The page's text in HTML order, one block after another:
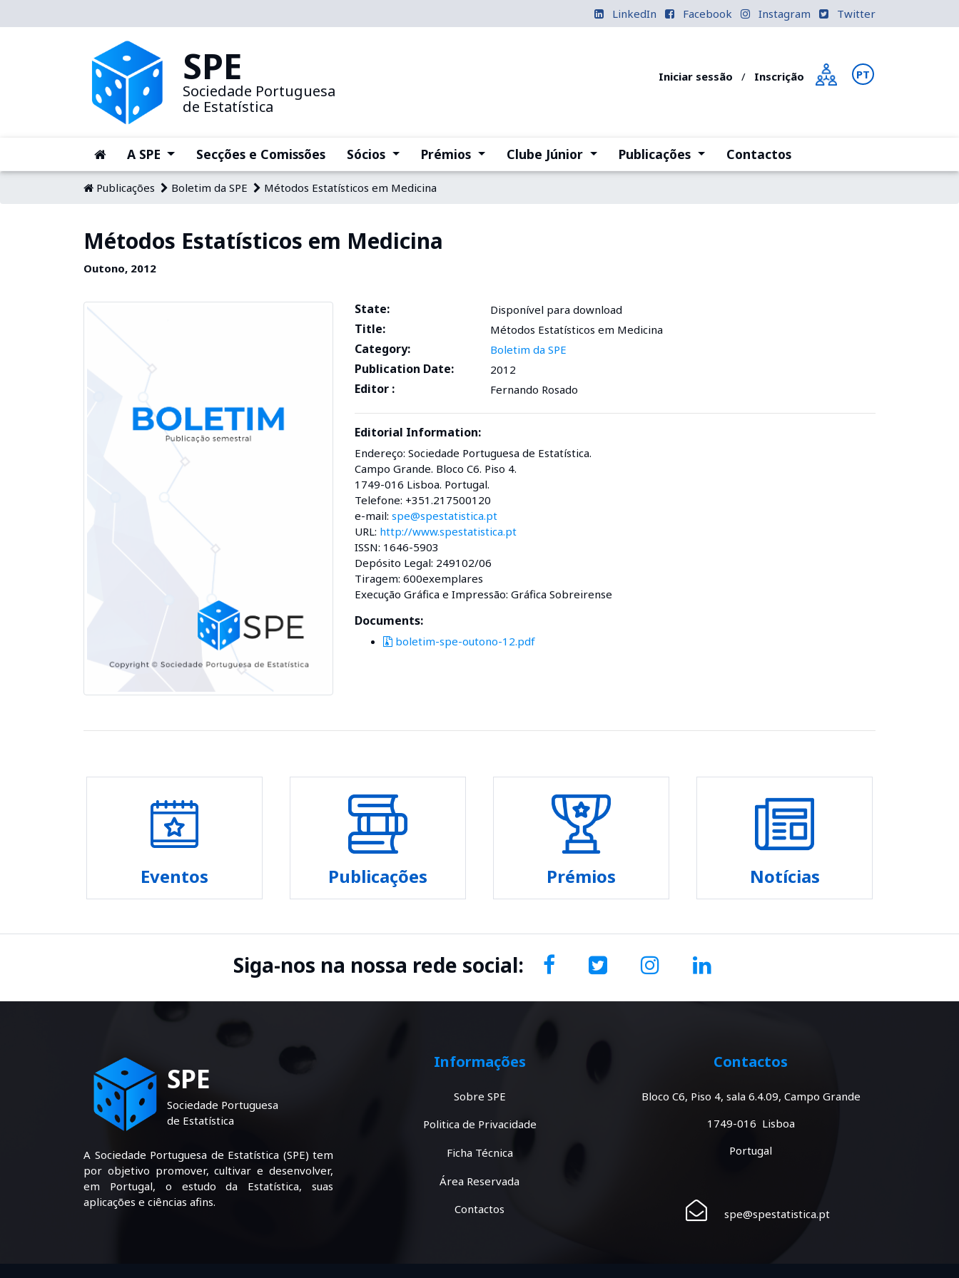
LinkedIn Facebook Instagram Twitter
SPE
Sociedade Portuguesa
de Estatística
Iniciar sessão / Inscrição PT
(current)
A SPE (current)Secções e Comissões Sócios (current)Prémios (current)Clube Júnior (current)Publicações (current)Contactos
Publicações Boletim da SPE Métodos Estatísticos em Medicina
Métodos Estatísticos em Medicina
Outono, 2012
State: Disponível para download
Title: Métodos Estatísticos em Medicina
Category: Boletim da SPE
Publication Date: 2012
Editor : Fernando Rosado
Editorial Information:
Endereço: Sociedade Portuguesa de Estatística.
Campo Grande. Bloco C6. Piso 4.
1749-016 Lisboa. Portugal.
Telefone: +351.217500120
e-mail: spe@spestatistica.pt
URL: http://www.spestatistica.pt
ISSN: 1646-5903
Depósito Legal: 249102/06
Tiragem: 600exemplares
Execução Gráfica e Impressão: Gráfica Sobreirense
Documents:
boletim-spe-outono-12.pdf
Eventos Publicações Prémios Notícias
Siga-nos na nossa rede social:
SPE
Sociedade Portuguesa
de Estatística
A Sociedade Portuguesa de Estatística (SPE) tem
por objetivo promover, cultivar e desenvolver,
em Portugal, o estudo da Estatística, suas
aplicações e ciências afins.
Informações
Sobre SPE
Politica de Privacidade
Ficha Técnica
Área Reservada
Contactos
Contactos
Bloco C6, Piso 4, sala 6.4.09, Campo Grande
1749-016 Lisboa
Portugal
spe@spestatistica.pt